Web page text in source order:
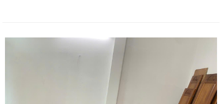
Trong xu hướng nâng cấp không gian sống thời thượng của các gia
đình tại các phường trung tâm như Trảng Dài, Tân Phong, Hố Nai,
Tân Tiến, Bửu Long, Tam Hiệp, việc trang bị các hệ thống giường
ngủ gỗ tự nhiên quý hiếm, giường tầng trẻ em phức tạp hay tủ
quần áo kịch trần sát trần kịch sàn luôn là lựa chọn ưu tiên hàng
đầu. Khi phát sinh nhu cầu dọn nhà mới, cải tạo phòng ngủ hay
nâng cấp nội thất, việc tháo dỡ và tái lắp đặt các khối gỗ cồng kềnh